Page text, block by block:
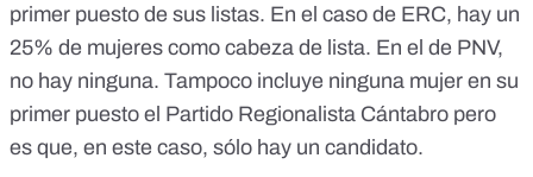
primer puesto de sus listas. En el caso de ERC, hay un
25% de mujeres como cabeza de lista. En el de PNV,
no hay ninguna. Tampoco incluye ninguna mujer en su
primer puesto el Partido Regionalista Cántabro pero
es que, en este caso, sólo hay un candidato.